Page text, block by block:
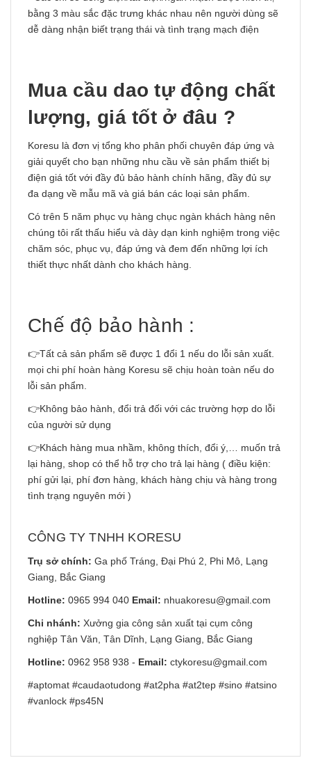
bằng 3 màu sắc đặc trưng khác nhau nên người dùng sẽ
dễ dàng nhận biết trạng thái và tình trạng mạch điện
Mua cầu dao tự động chất
lượng, giá tốt ở đâu ?
Koresu là đơn vị tổng kho phân phối chuyên đáp ứng và
giải quyết cho bạn những nhu cầu về sản phẩm thiết bị
điện giá tốt với đầy đủ bảo hành chính hãng, đầy đủ sự
đa dạng về mẫu mã và giá bán các loại sản phẩm.
Có trên 5 năm phục vụ hàng chục ngàn khách hàng nên
chúng tôi rất thấu hiểu và dày dạn kinh nghiệm trong việc
chăm sóc, phục vụ, đáp ứng và đem đến những lợi ích
thiết thực nhất dành cho khách hàng.
Chế độ bảo hành :
👉Tất cả sản phẩm sẽ được 1 đổi 1 nếu do lỗi sản xuất.
mọi chi phí hoàn hàng Koresu sẽ chịu hoàn toàn nếu do
lỗi sản phẩm.
👉Không bảo hành, đổi trả đối với các trường hợp do lỗi
của người sử dụng
👉Khách hàng mua nhầm, không thích, đổi ý,… muốn trả
lại hàng, shop có thể hỗ trợ cho trả lại hàng ( điều kiện:
phí gửi lại, phí đơn hàng, khách hàng chịu và hàng trong
tình trạng nguyên mới )
CÔNG TY TNHH KORESU
Trụ sở chính: Ga phố Tráng, Đại Phú 2, Phi Mô, Lạng
Giang, Bắc Giang
Hotline: 0965 994 040 Email: nhuakoresu@gmail.com
Chi nhánh: Xưởng gia công sản xuất tại cụm công
nghiệp Tân Văn, Tân Dĩnh, Lạng Giang, Bắc Giang
Hotline: 0962 958 938 - Email: ctykoresu@gmail.com
#aptomat #caudaotudong #at2pha #at2tep #sino #atsino
#vanlock #ps45N